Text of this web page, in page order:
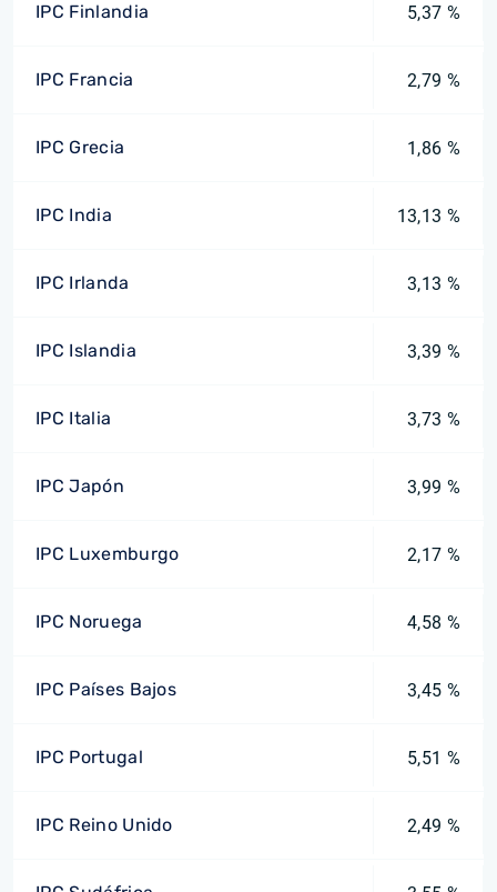
IPC Finlandia 5,37 %
IPC Francia 2,79 %
IPC Grecia 1,86 %
IPC India 13,13 %
IPC Irlanda 3,13 %
IPC Islandia 3,39 %
IPC Italia 3,73 %
IPC Japón 3,99 %
IPC Luxemburgo 2,17 %
IPC Noruega 4,58 %
IPC Países Bajos 3,45 %
IPC Portugal 5,51 %
IPC Reino Unido 2,49 %